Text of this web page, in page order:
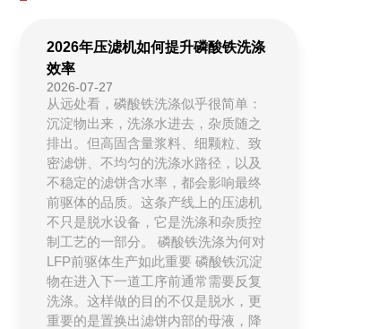
2026年压滤机如何提升磷酸铁洗涤
效率
2026-07-27
从远处看，磷酸铁洗涤似乎很简单：
沉淀物出来，洗涤水进去，杂质随之
排出。但高固含量浆料、细颗粒、致
密滤饼、不均匀的洗涤水路径，以及
不稳定的滤饼含水率，都会影响最终
前驱体的品质。这条产线上的压滤机
不只是脱水设备，它是洗涤和杂质控
制工艺的一部分。 磷酸铁洗涤为何对
LFP前驱体生产如此重要 磷酸铁沉淀
物在进入下一道工序前通常需要反复
洗涤。这样做的目的不仅是脱水，更
重要的是置换出滤饼内部的母液，降